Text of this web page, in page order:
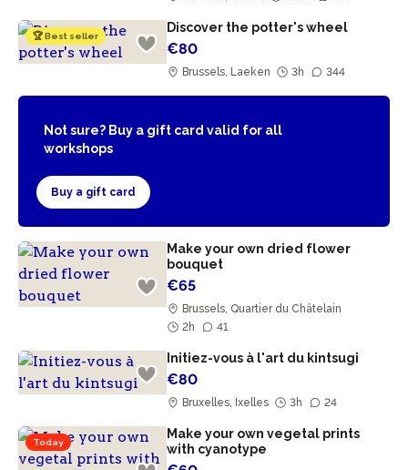
🏆 Best seller
Discover the potter's wheel
€80
Brussels, Laeken 3h 344
Not sure? Buy a gift card valid for all
workshops
Buy a gift card
Make your own dried flower
bouquet
€65
Brussels, Quartier du Châtelain
2h
41
Initiez-vous à l'art du kintsugi
€80
Bruxelles, Ixelles 3h 24
Today
Make your own vegetal prints
with cyanotype